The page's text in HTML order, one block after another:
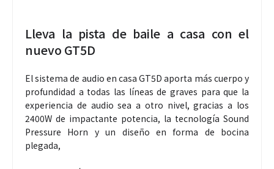
Lleva la pista de baile a casa con el
nuevo GT5D
El sistema de audio en casa GT5D aporta más cuerpo y
profundidad a todas las líneas de graves para que la
experiencia de audio sea a otro nivel, gracias a los
2400W de impactante potencia, la tecnología Sound
Pressure Horn y un diseño en forma de bocina
plegada,